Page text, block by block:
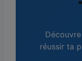
réussir ta